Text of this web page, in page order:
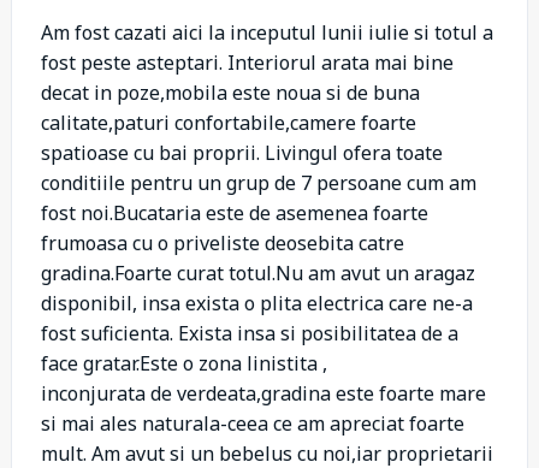
Am fost cazati aici la inceputul lunii iulie si totul a
fost peste asteptari. Interiorul arata mai bine
decat in poze,mobila este noua si de buna
calitate,paturi confortabile,camere foarte
spatioase cu bai proprii. Livingul ofera toate
conditiile pentru un grup de 7 persoane cum am
fost noi.Bucataria este de asemenea foarte
frumoasa cu o priveliste deosebita catre
gradina.Foarte curat totul.Nu am avut un aragaz
disponibil, insa exista o plita electrica care ne-a
fost suficienta. Exista insa si posibilitatea de a
face gratar.Este o zona linistita ,
inconjurata de verdeata,gradina este foarte mare
si mai ales naturala-ceea ce am apreciat foarte
mult. Am avut si un bebelus cu noi,iar proprietarii